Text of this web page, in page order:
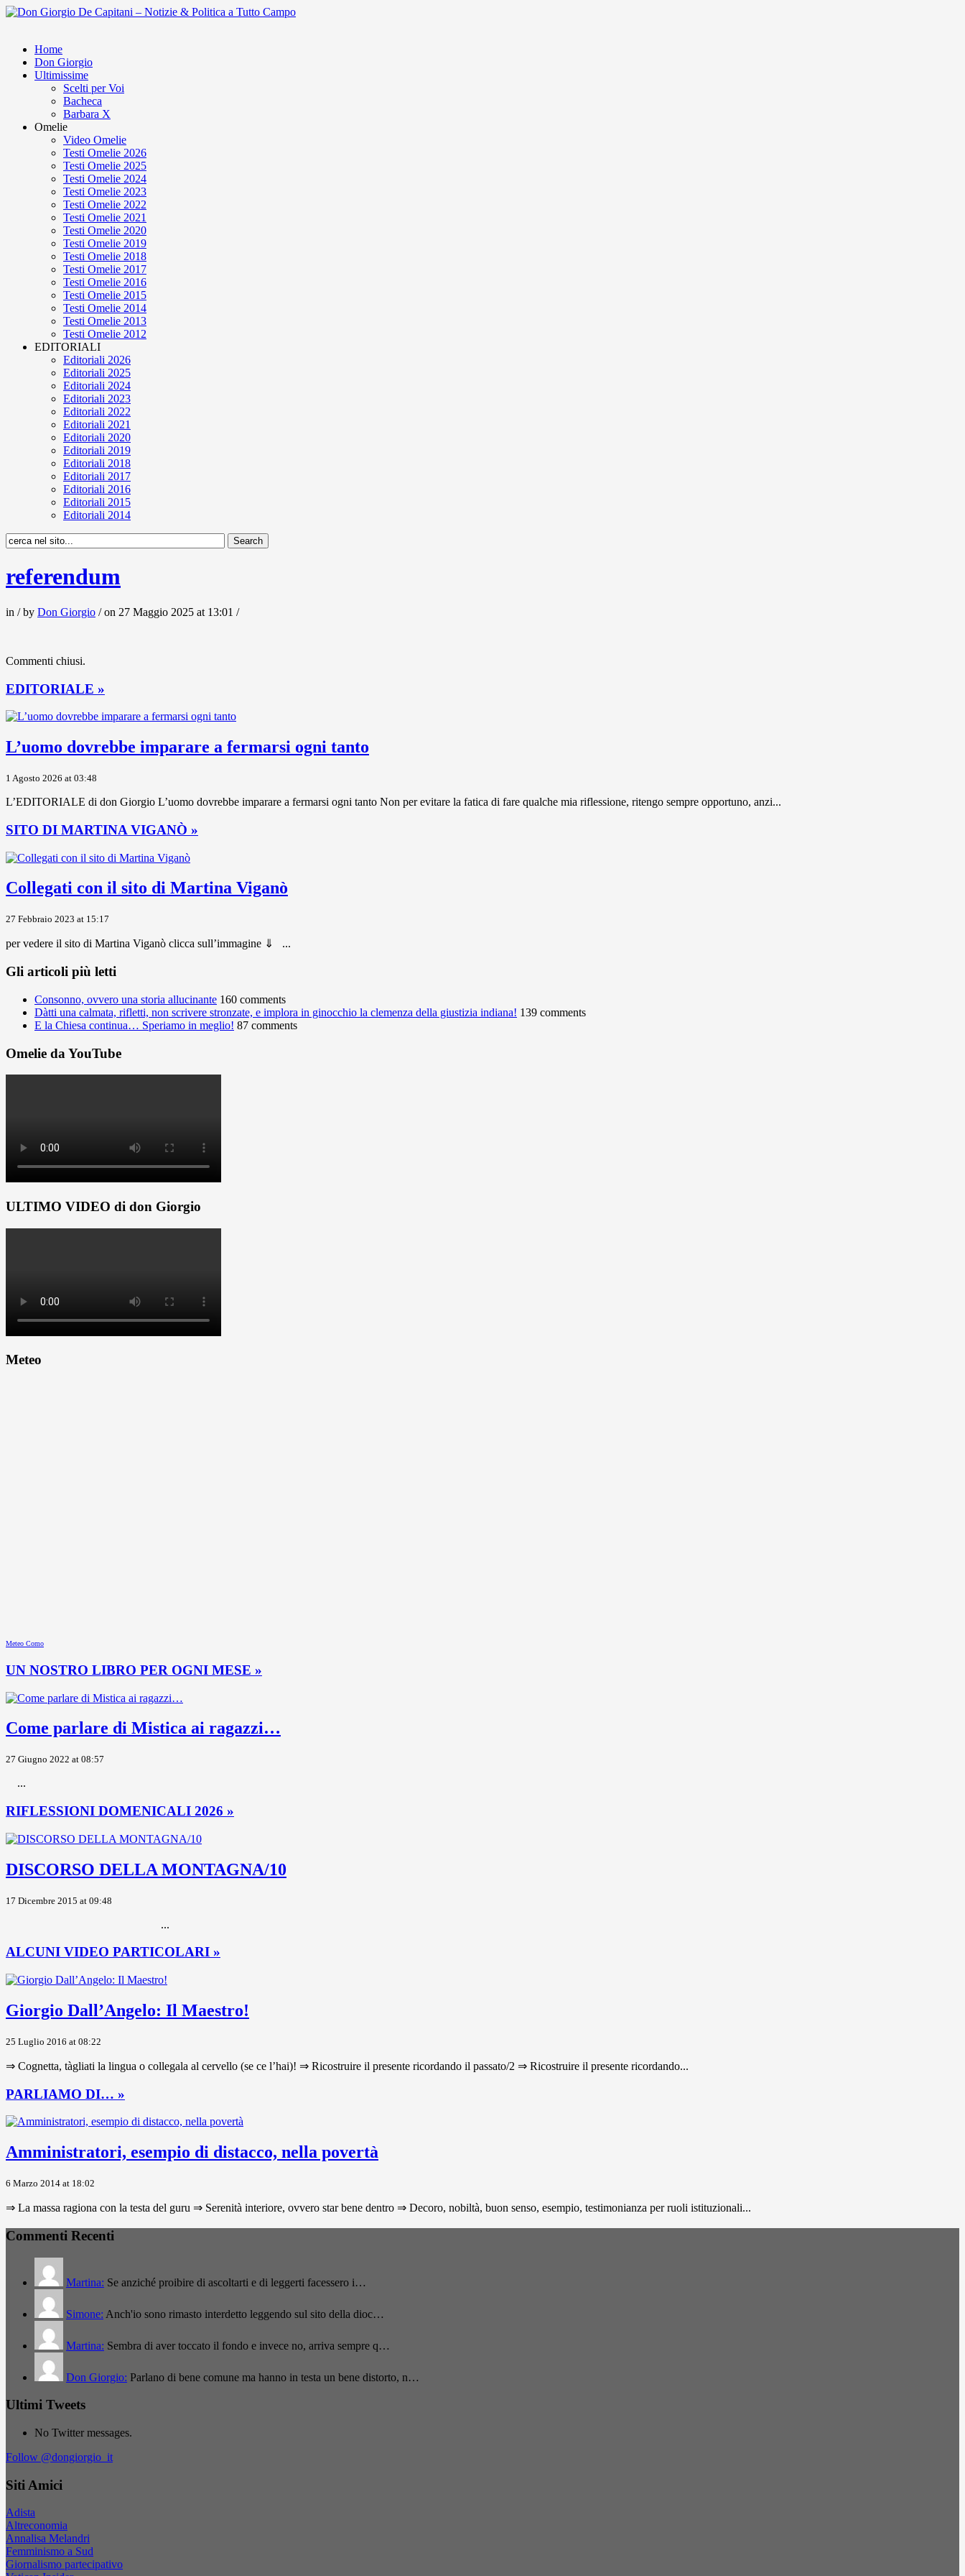
Home
Don Giorgio
Ultimissime
Scelti per Voi
Bacheca
Barbara X
Omelie
Video Omelie
Testi Omelie 2026
Testi Omelie 2025
Testi Omelie 2024
Testi Omelie 2023
Testi Omelie 2022
Testi Omelie 2021
Testi Omelie 2020
Testi Omelie 2019
Testi Omelie 2018
Testi Omelie 2017
Testi Omelie 2016
Testi Omelie 2015
Testi Omelie 2014
Testi Omelie 2013
Testi Omelie 2012
EDITORIALI
Editoriali 2026
Editoriali 2025
Editoriali 2024
Editoriali 2023
Editoriali 2022
Editoriali 2021
Editoriali 2020
Editoriali 2019
Editoriali 2018
Editoriali 2017
Editoriali 2016
Editoriali 2015
Editoriali 2014
referendum
in / by Don Giorgio / on 27 Maggio 2025 at 13:01 /
Commenti chiusi.
EDITORIALE »
L’uomo dovrebbe imparare a fermarsi ogni tanto
1 Agosto 2026 at 03:48
L’EDITORIALE di don Giorgio L’uomo dovrebbe imparare a fermarsi ogni tanto Non per evitare la fatica di fare qualche mia riflessione, ritengo sempre opportuno, anzi...
SITO DI MARTINA VIGANÒ »
Collegati con il sito di Martina Viganò
27 Febbraio 2023 at 15:17
per vedere il sito di Martina Viganò clicca sull’immagine ⇓ ...
Gli articoli più letti
Consonno, ovvero una storia allucinante 160 comments
Dàtti una calmata, rifletti, non scrivere stronzate, e implora in ginocchio la clemenza della giustizia indiana! 139 comments
E la Chiesa continua… Speriamo in meglio! 87 comments
Omelie da YouTube
ULTIMO VIDEO di don Giorgio
Meteo
Meteo Como
UN NOSTRO LIBRO PER OGNI MESE »
Come parlare di Mistica ai ragazzi…
27 Giugno 2022 at 08:57
...
RIFLESSIONI DOMENICALI 2026 »
DISCORSO DELLA MONTAGNA/10
17 Dicembre 2015 at 09:48
...
ALCUNI VIDEO PARTICOLARI »
Giorgio Dall’Angelo: Il Maestro!
25 Luglio 2016 at 08:22
⇒ Cognetta, tàgliati la lingua o collegala al cervello (se ce l’hai)! ⇒ Ricostruire il presente ricordando il passato/2 ⇒ Ricostruire il presente ricordando...
PARLIAMO DI… »
Amministratori, esempio di distacco, nella povertà
6 Marzo 2014 at 18:02
⇒ La massa ragiona con la testa del guru ⇒ Serenità interiore, ovvero star bene dentro ⇒ Decoro, nobiltà, buon senso, esempio, testimonianza per ruoli istituzionali...
Commenti Recenti
Martina: Se anziché proibire di ascoltarti e di leggerti facessero i…
Simone: Anch'io sono rimasto interdetto leggendo sul sito della dioc…
Martina: Sembra di aver toccato il fondo e invece no, arriva sempre q…
Don Giorgio: Parlano di bene comune ma hanno in testa un bene distorto, n…
Ultimi Tweets
No Twitter messages.
Follow @dongiorgio_it
Siti Amici
Adista
Altreconomia
Annalisa Melandri
Femminismo a Sud
Giornalismo partecipativo